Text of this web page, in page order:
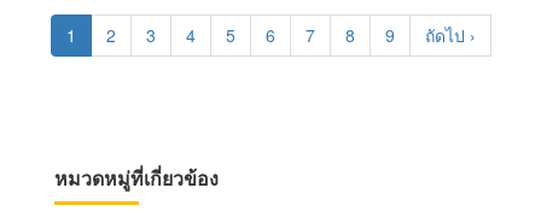
Pagination
Current
page
1 Page
2 Page
3 Page
4 Page
5 Page
6 Page
7 Page
8 Page
9
Next
page
ถัดไป ›
หมวดหมู่ที่เกี่ยวข้อง